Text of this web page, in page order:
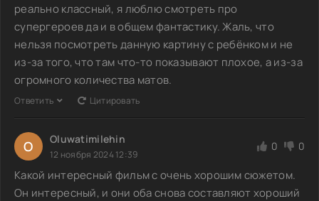
реально классный, я люблю смотреть про
супергероев да и в общем фантастику. Жаль, что
нельзя посмотреть данную картину с ребёнком и не
из-за того, что там что-то показывают плохое, а из-за
огромного количества матов.
Ответить Цитировать
O Oluwatimilehin
12 ноября 2024 12:39
0 0
Какой интересный фильм с очень хорошим сюжетом.
Он интересный, и они оба снова составляют хороший